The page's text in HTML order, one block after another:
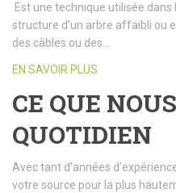
Est une technique utilisée
structure d’un arbre affaibli ou
des câbles ou des…
EN SAVOIR PLUS
CE QUE
QUOTIDIEN
Avec tant d’années
votre source pour la plus